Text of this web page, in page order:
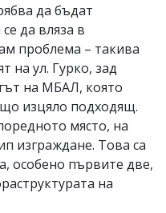
да бъдат
да вляза в
проблема – такива
на ул. Гурко, зад
на МБАЛ, която
изцяло подходящ.
място, на
изграждане. Това са
особено първите две,
на